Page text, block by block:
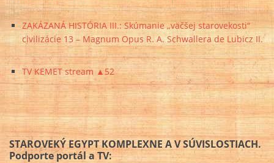
ZAKÁZANÁ HISTÓRIA III.: Skúmanie „väčšej starovekosti“
civilizácie 13 – Magnum Opus R. A. Schwallera de Lubicz II.
TV KEMET stream ▲52
STAROVEKÝ EGYPT KOMPLEXNE A V SÚVISLOSTIACH.
Podporte portál a TV: